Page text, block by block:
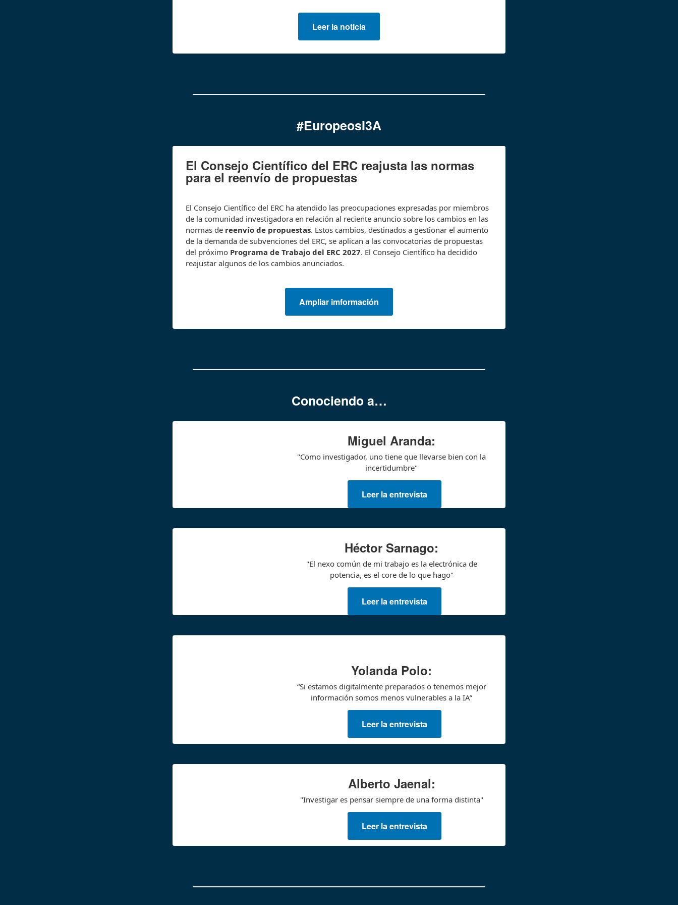
Leer la noticia
#EuropeosI3A
El Consejo Científico del ERC reajusta las normas
para el reenvío de propuestas
El Consejo Científico del ERC ha atendido las preocupaciones expresadas por miembros
de la comunidad investigadora en relación al reciente anuncio sobre los cambios en las
normas de reenvío de propuestas. Estos cambios, destinados a gestionar el aumento
de la demanda de subvenciones del ERC, se aplican a las convocatorias de propuestas
del próximo Programa de Trabajo del ERC 2027. El Consejo Científico ha decidido
reajustar algunos de los cambios anunciados.
Ampliar imformación
Conociendo a…
Miguel Aranda:
"Como investigador, uno tiene que llevarse bien con la
incertidumbre"
Leer la entrevista
Héctor Sarnago:
"El nexo común de mi trabajo es la electrónica de
potencia, es el core de lo que hago"
Leer la entrevista
Yolanda Polo:
“Si estamos digitalmente preparados o tenemos mejor
información somos menos vulnerables a la IA”
Leer la entrevista
Alberto Jaenal:
"Investigar es pensar siempre de una forma distinta"
Leer la entrevista